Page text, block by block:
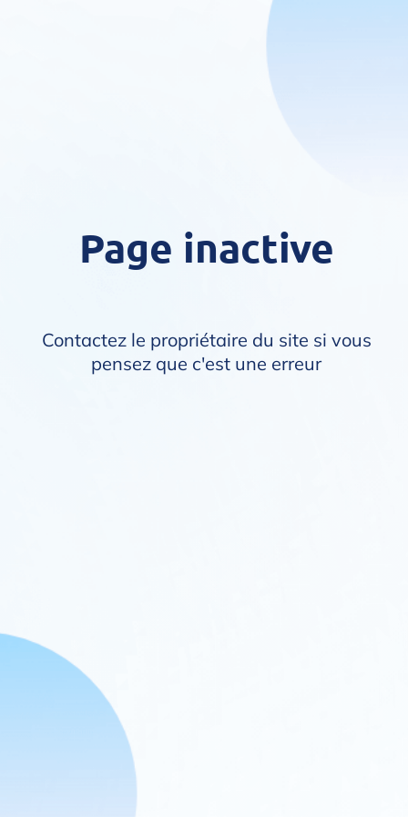
Page inactive
Contactez le propriétaire du site si vous
pensez que c'est une erreur